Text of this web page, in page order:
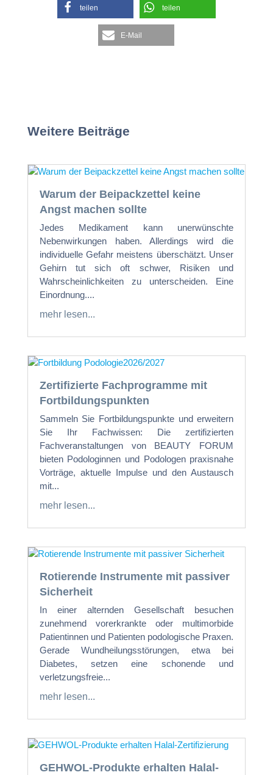
teilen teilen
E-Mail
Weitere Beiträge
Warum der Beipackzettel keine
Angst machen sollte
Jedes Medikament kann unerwünschte
Nebenwirkungen haben. Allerdings wird die
individuelle Gefahr meistens überschätzt. Unser
Gehirn tut sich oft schwer, Risiken und
Wahrscheinlichkeiten zu unterscheiden. Eine
Einordnung....
mehr lesen...
Zertifizierte Fachprogramme mit
Fortbildungspunkten
Sammeln Sie Fortbildungspunkte und erweitern
Sie Ihr Fachwissen: Die zertifizierten
Fachveranstaltungen von BEAUTY FORUM
bieten Podologinnen und Podologen praxisnahe
Vorträge, aktuelle Impulse und den Austausch
mit...
mehr lesen...
Rotierende Instrumente mit passiver
Sicherheit
In einer alternden Gesellschaft besuchen
zunehmend vorerkrankte oder multimorbide
Patientinnen und Patienten podologische Praxen.
Gerade Wundheilungsstörungen, etwa bei
Diabetes, setzen eine schonende und
verletzungsfreie...
mehr lesen...
GEHWOL-Produkte erhalten Halal-